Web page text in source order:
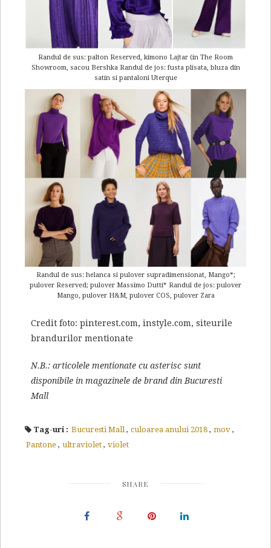
Randul de sus: palton Reserved, kimono Lajtar (in The Room
Showroom, sacou Bershka Randul de jos: fusta plisata, bluza din
satin si pantaloni Uterque
Randul de sus: helanca si pulover supradimensionat, Mango*;
pulover Reserved; pulover Massimo Dutti* Randul de jos: pulover
Mango, pulover H&M, pulover COS, pulover Zara
Credit foto: pinterest.com, instyle.com, siteurile
brandurilor mentionate
N.B.: articolele mentionate cu asterisc sunt
disponibile in magazinele de brand din Bucuresti
Mall
Tag-uri : Bucuresti Mall , culoarea anului 2018 , mov ,
Pantone , ultraviolet , violet
SHARE